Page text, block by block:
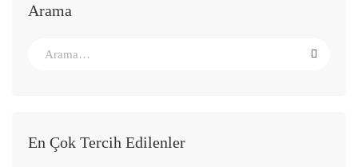
Arama
En Çok Tercih Edilenler